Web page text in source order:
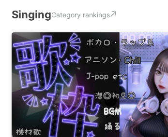
SingingCategory rankings